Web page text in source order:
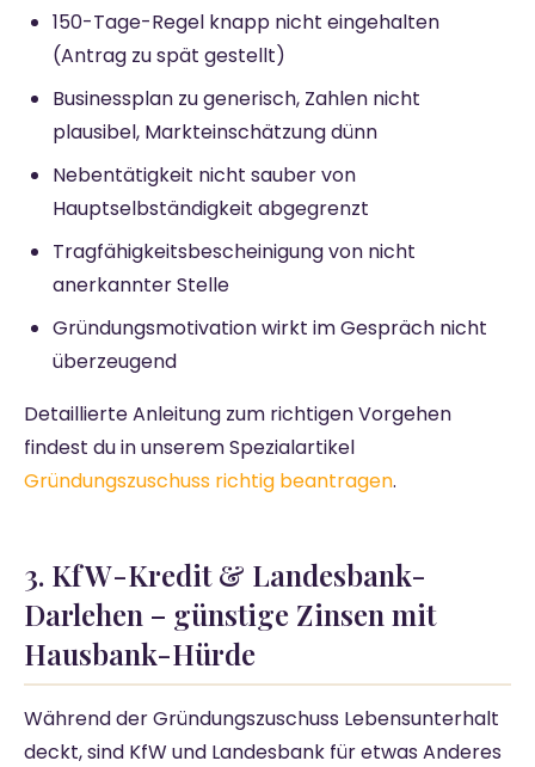
150-Tage-Regel knapp nicht eingehalten
(Antrag zu spät gestellt)
Businessplan zu generisch, Zahlen nicht
plausibel, Markteinschätzung dünn
Nebentätigkeit nicht sauber von
Hauptselbständigkeit abgegrenzt
Tragfähigkeitsbescheinigung von nicht
anerkannter Stelle
Gründungsmotivation wirkt im Gespräch nicht
überzeugend
Detaillierte Anleitung zum richtigen Vorgehen
findest du in unserem Spezialartikel
Gründungszuschuss richtig beantragen.
3. KfW-Kredit & Landesbank-
Darlehen – günstige Zinsen mit
Hausbank-Hürde
Während der Gründungszuschuss Lebensunterhalt
deckt, sind KfW und Landesbank für etwas Anderes